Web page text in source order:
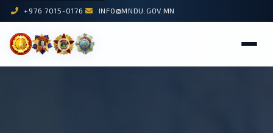
+976 7015-0176 INFO@MNDU.GOV.MN